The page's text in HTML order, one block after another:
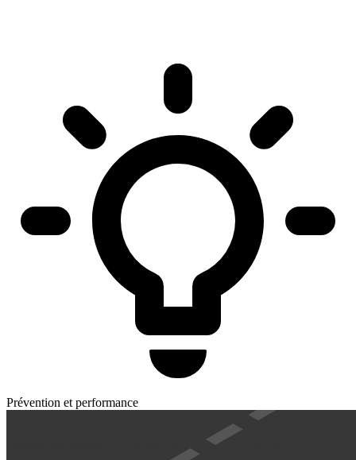
Prévention et performance